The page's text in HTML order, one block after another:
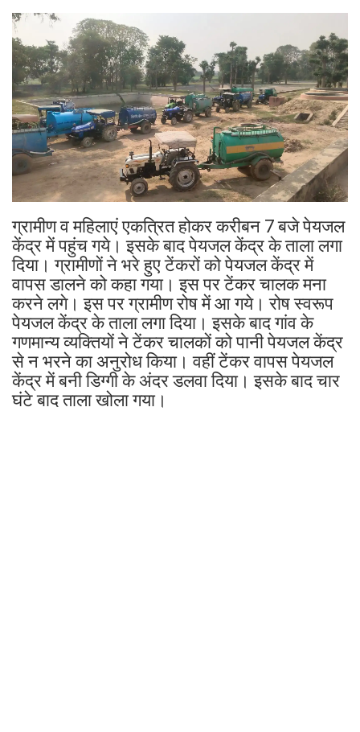
ग्रामीण व महिलाएं एकत्रित होकर करीबन 7 बजे पेयजल
केंद्र में पहुंच गये। इसके बाद पेयजल केंद्र के ताला लगा
दिया। ग्रामीणों ने भरे हुए टेंकरों को पेयजल केंद्र में
वापस डालने को कहा गया। इस पर टेंकर चालक मना
करने लगे। इस पर ग्रामीण रोष में आ गये। रोष स्वरूप
पेयजल केंद्र के ताला लगा दिया। इसके बाद गांव के
गणमान्य व्यक्तियों ने टेंकर चालकों को पानी पेयजल केंद्र
से न भरने का अनुरोध किया। वहीं टेंकर वापस पेयजल
केंद्र में बनी डिग्गी के अंदर डलवा दिया। इसके बाद चार
घंटे बाद ताला खोला गया।